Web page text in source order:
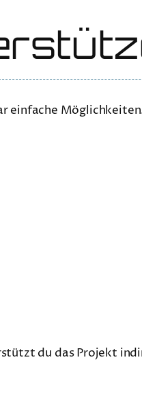
einfache
du das Projekt